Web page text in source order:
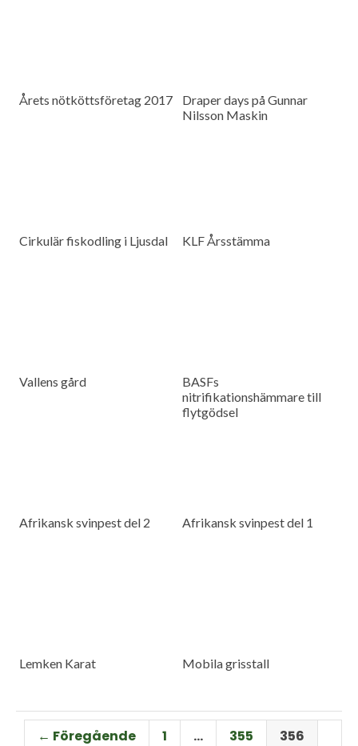
Årets nötköttsföretag 2017
Draper days på Gunnar
Nilsson Maskin
Cirkulär fiskodling i Ljusdal KLF Årsstämma
Vallens gård
BASFs
nitrifikationshämmare till
flytgödsel
Afrikansk svinpest del 2 Afrikansk svinpest del 1
Lemken Karat Mobila grisstall
← Föregående 1 … 355
356